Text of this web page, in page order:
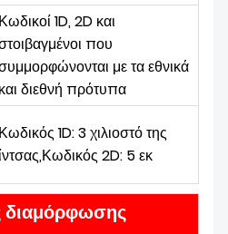
Κωδικοί 1D, 2D και
που
με τα εθνικά
και διεθνή πρότυπα
Κωδικός 1D: 3 χιλιοστό της
ίντσας,Κωδικός 2D: 5 εκ
διαμόρφωσης